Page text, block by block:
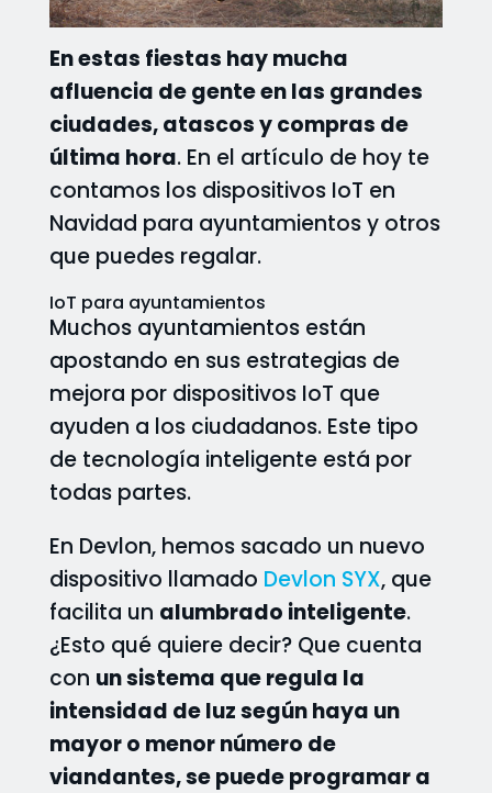
En estas fiestas hay mucha
afluencia de gente en las grandes
ciudades, atascos y compras de
última hora. En el artículo de hoy te
contamos los dispositivos IoT en
Navidad para ayuntamientos y otros
que puedes regalar.
IoT para ayuntamientos
Muchos ayuntamientos están
apostando en sus estrategias de
mejora por dispositivos IoT que
ayuden a los ciudadanos. Este tipo
de tecnología inteligente está por
todas partes.
En Devlon, hemos sacado un nuevo
dispositivo llamado Devlon SYX, que
facilita un alumbrado inteligente.
¿Esto qué quiere decir? Que cuenta
con un sistema que regula la
intensidad de luz según haya un
mayor o menor número de
viandantes, se puede programar a